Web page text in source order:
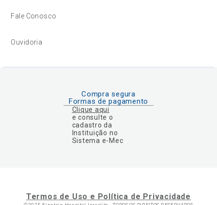
Fale Conosco
Ouvidoria
Compra segura
Formas de pagamento
Clique aqui
e consulte o
cadastro da
Instituição no
Sistema e-Mec
Termos de Uso e Política de Privacidade